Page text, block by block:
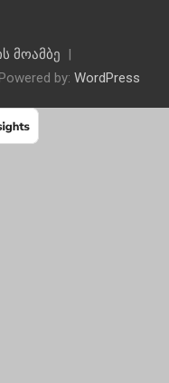
მოამბე
by: WordPress